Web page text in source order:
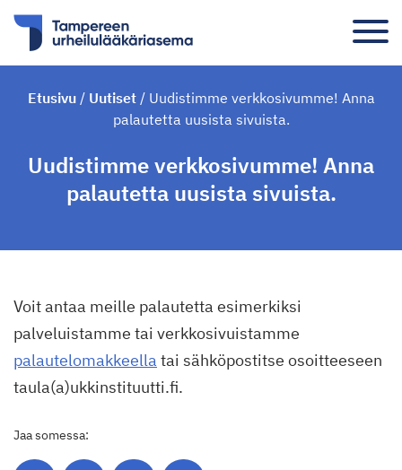
Etusivu/ Uutiset/ Uudistimme verkkosivumme! Anna
palautetta uusista sivuista.
Uudistimme verkkosivumme! Anna
palautetta uusista sivuista.
Voit antaa meille palautetta esimerkiksi
palveluistamme tai verkkosivuistamme
palautelomakkeella tai sähköpostitse osoitteeseen
taula(a)ukkinstituutti.fi.
Jaa somessa: